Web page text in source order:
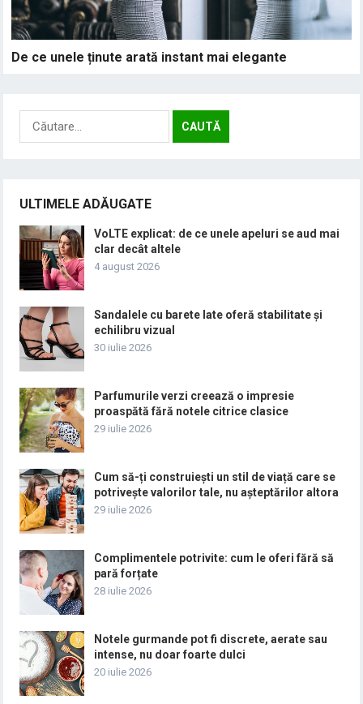
De ce unele ținute arată instant mai elegante
Caută
după:
ULTIMELE ADĂUGATE
VoLTE explicat: de ce unele apeluri se aud mai
clar decât altele
4 august 2026
Sandalele cu barete late oferă stabilitate și
echilibru vizual
30 iulie 2026
Parfumurile verzi creează o impresie
proaspătă fără notele citrice clasice
29 iulie 2026
Cum să-ți construiești un stil de viață care se
potrivește valorilor tale, nu așteptărilor altora
29 iulie 2026
Complimentele potrivite: cum le oferi fără să
pară forțate
28 iulie 2026
Notele gurmande pot fi discrete, aerate sau
intense, nu doar foarte dulci
20 iulie 2026